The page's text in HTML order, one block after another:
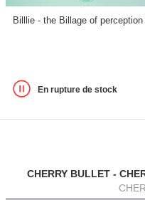
Billlie - the Billage of
En rupture de stock
CHERRY BULLET -